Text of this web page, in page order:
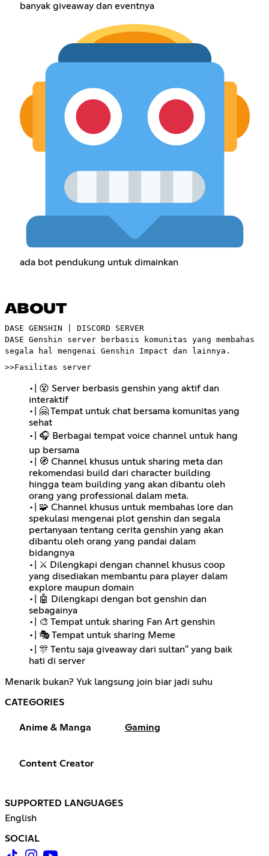
banyak giveaway dan eventnya
ada bot pendukung untuk dimainkan
ABOUT
DASE GENSHIN | DISCORD SERVER
DASE Genshin server berbasis komunitas yang membahas
segala hal mengenai Genshin Impact dan lainnya.
>>Fasilitas server
•| 😵 Server berbasis genshin yang aktif dan
interaktif
•| 🤗 Tempat untuk chat bersama komunitas yang
sehat
•| 🎧 Berbagai tempat voice channel untuk hang
up bersama
•| 🧭 Channel khusus untuk sharing meta dan
rekomendasi build dari character building
hingga team building yang akan dibantu oleh
orang yang professional dalam meta.
•| 🧩 Channel khusus untuk membahas lore dan
spekulasi mengenai plot genshin dan segala
pertanyaan tentang cerita genshin yang akan
dibantu oleh orang yang pandai dalam
bidangnya
•| ⚔ Dilengkapi dengan channel khusus coop
yang disediakan membantu para player dalam
explore maupun domain
•| 🤖 Dilengkapi dengan bot genshin dan
sebagainya
•| 🎨 Tempat untuk sharing Fan Art genshin
•| 🎭 Tempat untuk sharing Meme
•| 🎊 Tentu saja giveaway dari sultan" yang baik
hati di server
Menarik bukan? Yuk langsung join biar jadi suhu
CATEGORIES
Anime & Manga Gaming
Content Creator
SUPPORTED LANGUAGES
English
SOCIAL